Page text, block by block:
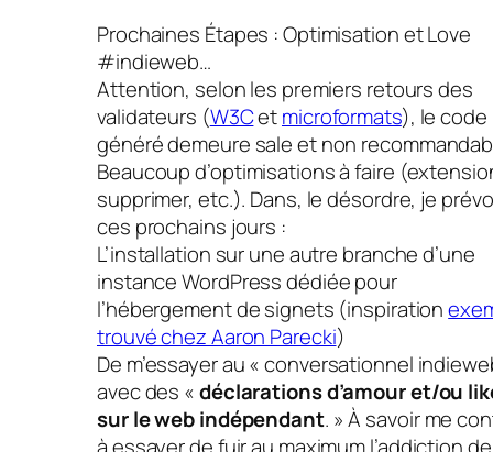
Prochaines Étapes : Optimisation et Love
#indieweb…
Attention, selon les premiers retours des
validateurs (W3Cetmicroformats), le code
généré demeure sale et non
Beaucoup d’optimisations à faire
supprimer, etc.). Dans, le désordre, je
ces prochains jours :
L’installation sur une autre branche d’une
instance WordPress dédiée pour
l’hébergement de signets (inspiration
trouvé chez Aaron Parecki)
De m’essayer au « conversationnel
avec des «déclarations d’amour et/ou
sur le web indépendant. » À savoir me